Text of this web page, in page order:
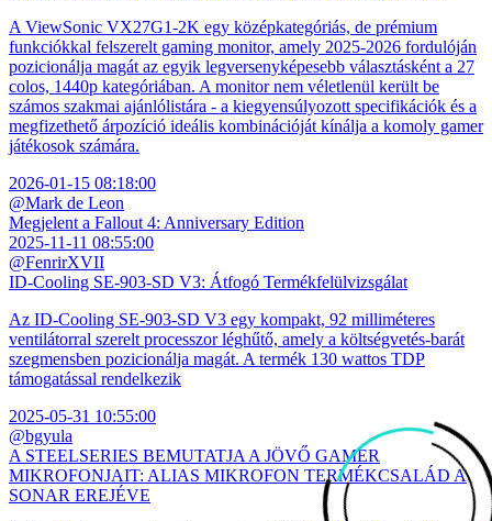
A ViewSonic VX27G1-2K egy középkategóriás, de prémium
funkciókkal felszerelt gaming monitor, amely 2025-2026 fordulóján
pozicionálja magát az egyik legversenyképesebb választásként a 27
colos, 1440p kategóriában. A monitor nem véletlenül került be
számos szakmai ajánlólistára - a kiegyensúlyozott specifikációk és a
megfizethető árpozíció ideális kombinációját kínálja a komoly gamer
játékosok számára.
2026-01-15 08:18:00
@Mark de Leon
Megjelent a Fallout 4: Anniversary Edition
2025-11-11 08:55:00
@FenrirXVII
ID-Cooling SE-903-SD V3: Átfogó Termékfelülvizsgálat
Az ID-Cooling SE-903-SD V3 egy kompakt, 92 milliméteres
ventilátorral szerelt processzor léghűtő, amely a költségvetés-barát
szegmensben pozicionálja magát. A termék 130 wattos TDP
támogatással rendelkezik
2025-05-31 10:55:00
@bgyula
A STEELSERIES BEMUTATJA A JÖVŐ GAMER
MIKROFONJAIT: ALIAS MIKROFON TERMÉKCSALÁD A
SONAR EREJÉVE